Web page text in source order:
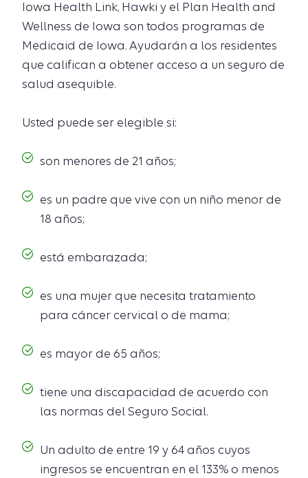
Iowa Health Link, Hawki y el Plan Health and
Wellness de Iowa son todos programas de
Medicaid de Iowa. Ayudarán a los residentes
que califican a obtener acceso a un seguro de
salud asequible.
Usted puede ser elegible si:
son menores de 21 años;
es un padre que vive con un niño menor de
18 años;
está embarazada;
es una mujer que necesita tratamiento
para cáncer cervical o de mama;
es mayor de 65 años;
tiene una discapacidad de acuerdo con
las normas del Seguro Social.
Un adulto de entre 19 y 64 años cuyos
ingresos se encuentran en el 133% o menos